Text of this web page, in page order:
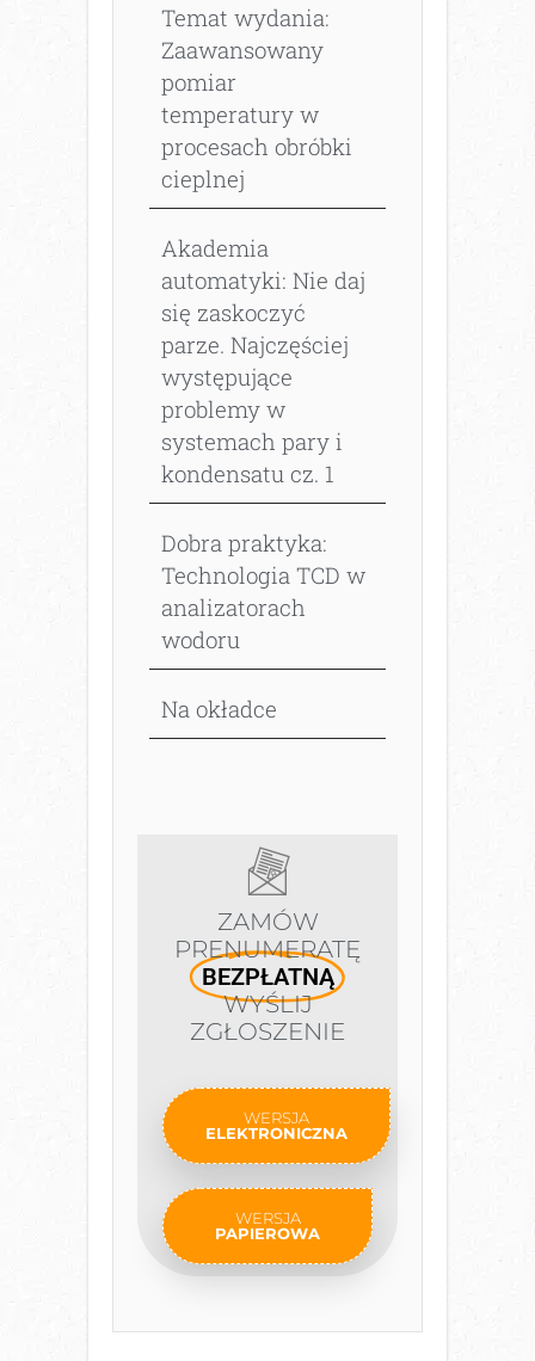
Temat wydania:
Zaawansowany
pomiar
temperatury w
procesach obróbki
cieplnej
Akademia
automatyki: Nie daj
się zaskoczyć
parze. Najczęściej
występujące
problemy w
systemach pary i
kondensatu cz. 1
Dobra praktyka:
Technologia TCD w
analizatorach
wodoru
Na okładce
ZAMÓW
PRENUMERATĘ
BEZPŁATNĄ
WYŚLIJ
ZGŁOSZENIE
WERSJA
ELEKTRONICZNA
WERSJA
PAPIEROWA